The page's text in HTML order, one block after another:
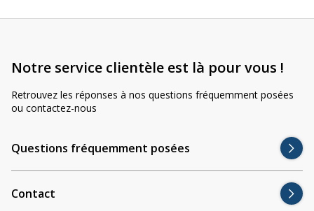
Notre service clientèle est là pour vous !
Retrouvez les réponses à nos questions fréquemment posées
ou contactez-nous
Questions fréquemment posées
Contact